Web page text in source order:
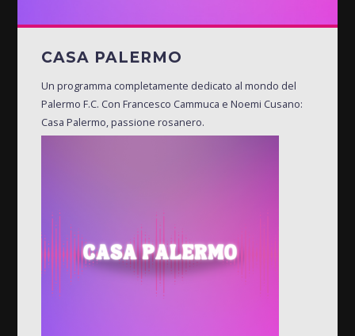
CASA PALERMO
Un programma completamente dedicato al mondo del
Palermo F.C. Con Francesco Cammuca e Noemi Cusano:
Casa Palermo, passione rosanero.